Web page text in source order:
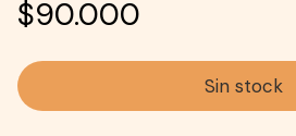
$90.000